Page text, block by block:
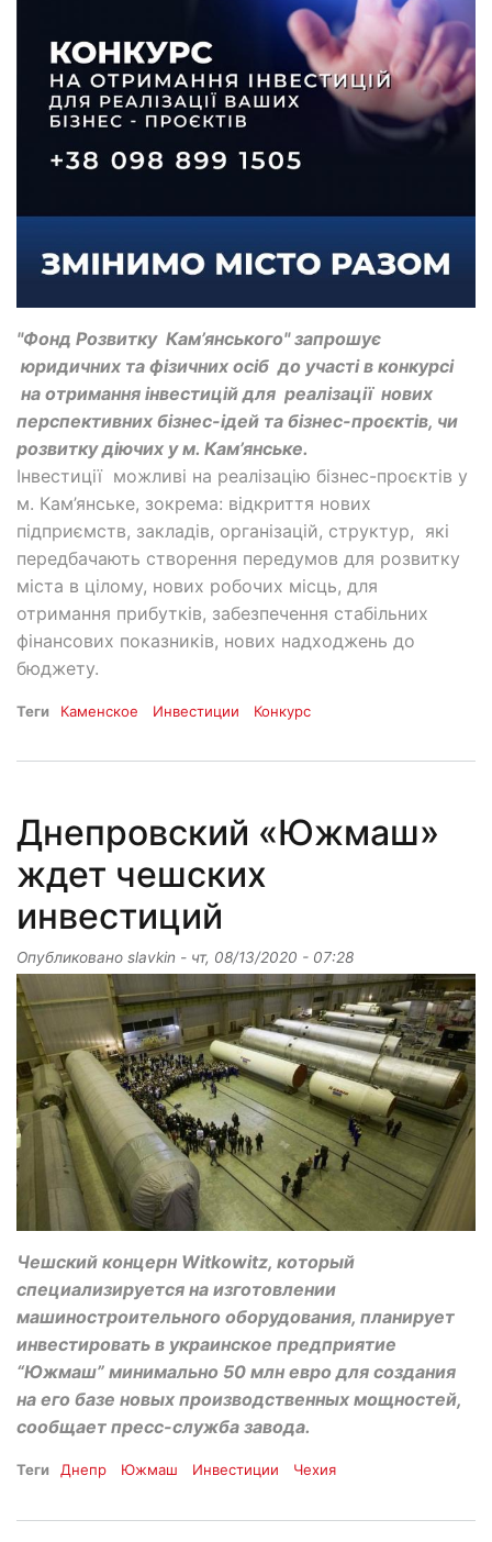
"Фонд Розвитку Кам’янського" запрошує
юридичних та фізичних осіб до участі в конкурсі
на отримання інвестицій для реалізації нових
перспективних бізнес-ідей та бізнес-проєктів, чи
розвитку діючих у м. Кам’янське.
Інвестиції можливі на реалізацію бізнес-проєктів у
м. Кам’янське, зокрема: відкриття нових
підприємств, закладів, організацій, структур, які
передбачають створення передумов для розвитку
міста в цілому, нових робочих місць, для
отримання прибутків, забезпечення стабільних
фінансових показників, нових надходжень до
бюджету.
Теги Каменское Инвестиции Конкурс
Днепровский «Южмаш»
ждет чешских
инвестиций
Опубликовано slavkin - чт, 08/13/2020 - 07:28
Чешский концерн Witkowitz, который
специализируется на изготовлении
машиностроительного оборудования, планирует
инвестировать в украинское предприятие
“Южмаш” минимально 50 млн евро для создания
на его базе новых производственных мощностей,
сообщает пресс-служба завода.
Теги Днепр Южмаш Инвестиции Чехия